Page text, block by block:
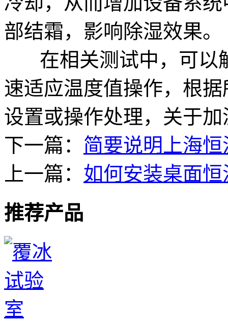
部结霜，影响除湿效果。
在相关测试中，可以
速适应温度值操作，根
设置或操作处理，关于
下一篇： 简要说明上海
上一篇： 如何安装桌面
推荐产品